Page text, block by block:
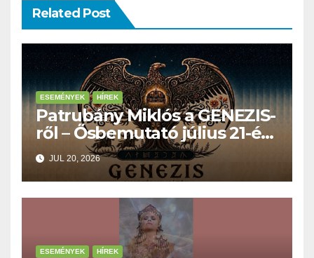
Related Post
ESEMÉNYEK HÍREK
Patrubány Miklós a GENEZIS-
ről – Ősbemutató július 21-én,
18 órakor a Turul Házban
JUL 20, 2026
ESEMÉNYEK HÍREK